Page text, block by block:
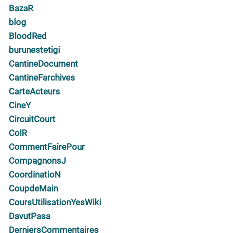
BazaR
blog
BloodRed
burunestetigi
CantineDocument
CantineFarchives
CarteActeurs
CineY
CircuitCourt
ColR
CommentFairePour
CompagnonsJ
CoordinatioN
CoupdeMain
CoursUtilisationYesWiki
DavutPasa
DerniersCommentaires